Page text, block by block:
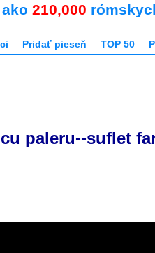
210,000
Pridať pieseň TOP 50
paleru--suflet